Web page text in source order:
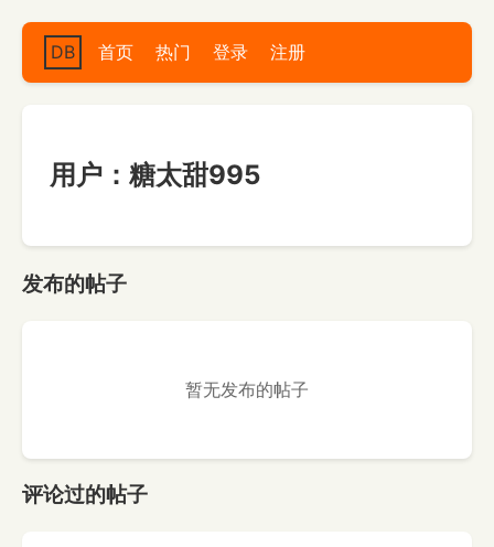
DB 首页 热门 登录 注册
用户：糖太甜995
发布的帖子
暂无发布的帖子
评论过的帖子